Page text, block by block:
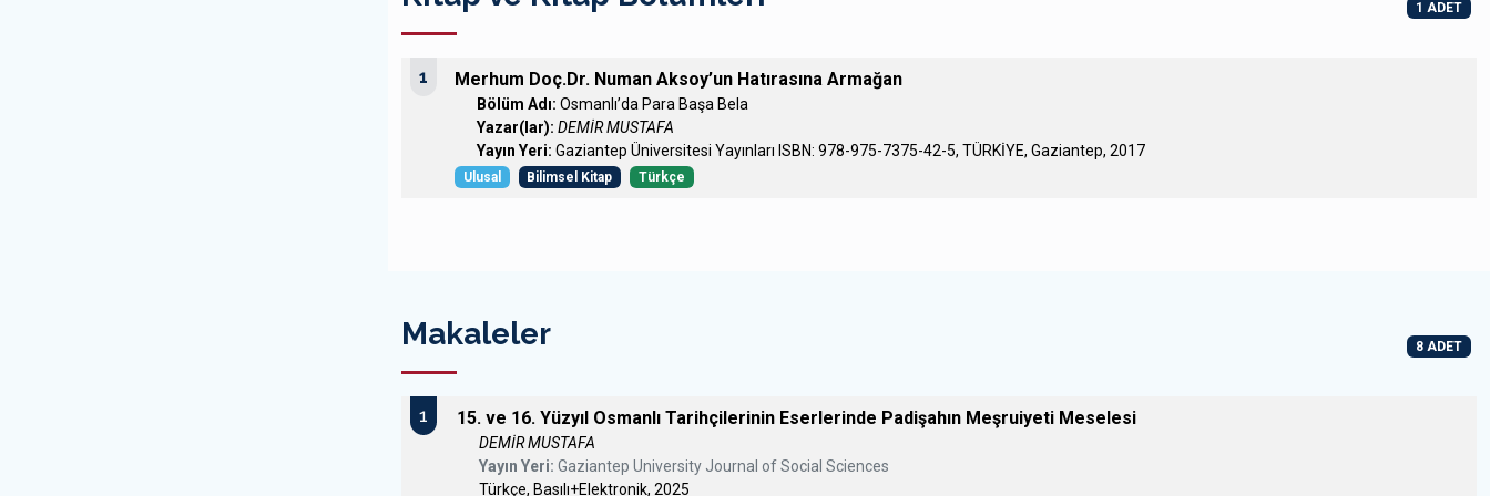
1 ADET
1 Merhum Doç.Dr. Numan Aksoy’un Hatırasına Armağan
Bölüm Adı: Osmanlı’da Para Başa Bela
Yazar(lar): DEMİR MUSTAFA
Yayın Yeri: Gaziantep Üniversitesi Yayınları ISBN: 978-975-7375-42-5, TÜRKİYE, Gaziantep, 2017
Ulusal Bilimsel Kitap Türkçe
Makaleler 8 ADET
1 15. ve 16. Yüzyıl Osmanlı Tarihçilerinin Eserlerinde Padişahın Meşruiyeti Meselesi
DEMİR MUSTAFA
Yayın Yeri: Gaziantep University Journal of Social Sciences
Türkçe, Basılı+Elektronik, 2025